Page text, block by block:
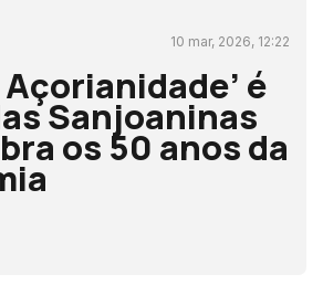
10 mar, 2026, 12:22
Açorianidade’ é
Sanjoaninas
os 50 anos da